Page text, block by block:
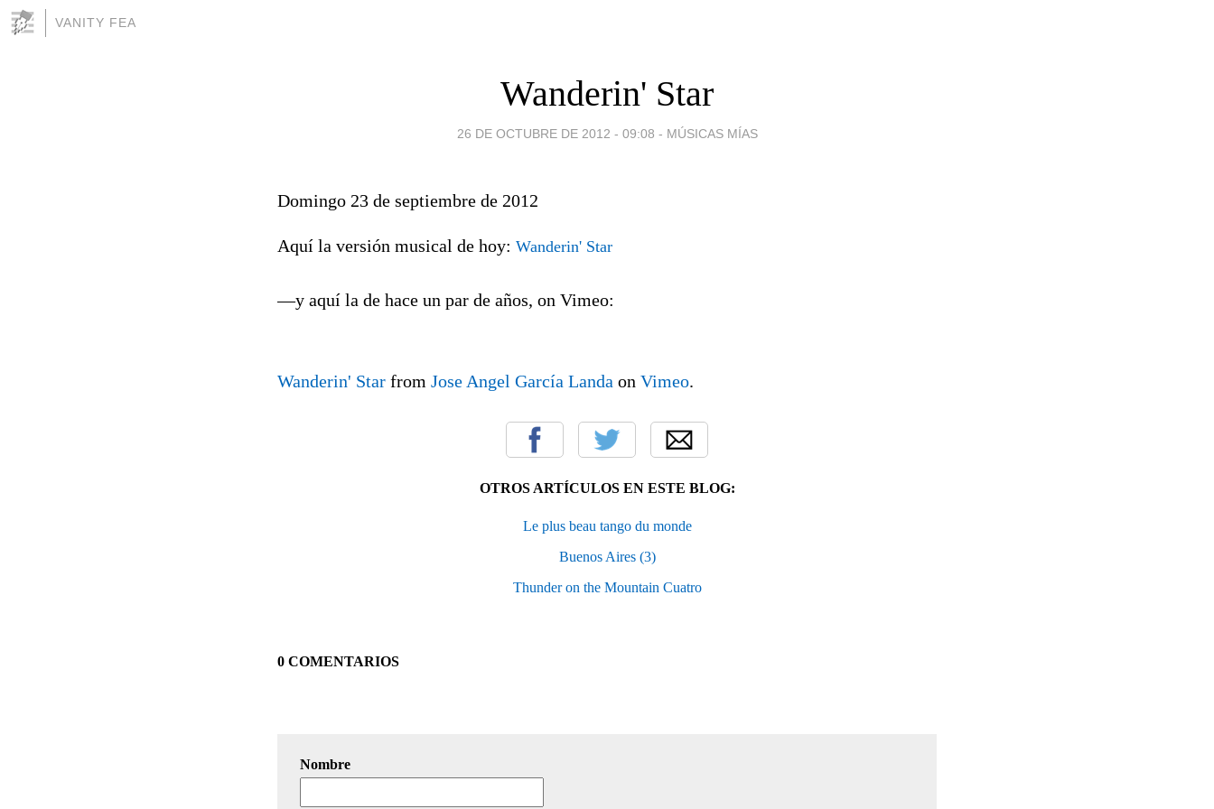
VANITY FEA
Wanderin' Star
26 DE OCTUBRE DE 2012 - 09:08 - MÚSICAS MÍAS
Domingo 23 de septiembre de 2012
Aquí la versión musical de hoy: Wanderin' Star
—y aquí la de hace un par de años, on Vimeo:
Wanderin' Star from Jose Angel García Landa on Vimeo.
OTROS ARTÍCULOS EN ESTE BLOG:
Le plus beau tango du monde
Buenos Aires (3)
Thunder on the Mountain Cuatro
0 COMENTARIOS
Nombre